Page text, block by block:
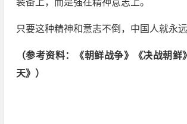
只要这种精神和意志不倒，中国人就永远
（参考资料：《朝鲜战争》《决战朝鲜
天》）